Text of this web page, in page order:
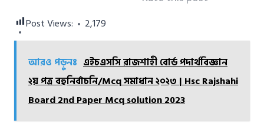
Post Views: 2,179
আরও পড়ুনঃ এইচএসসি রাজশাহী বোর্ড পদার্থবিজ্ঞান
২য় পত্র বহুনির্বাচনি/Mcq সমাধান ২০২৩ | Hsc Rajshahi
Board 2nd Paper Mcq solution 2023